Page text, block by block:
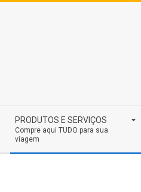
Navigation
Menu
PRODUTOS E SERVIÇOS
Compre aqui TUDO para sua
viagem